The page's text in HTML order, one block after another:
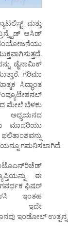
ಮತ್ತು
ಆಸಿಡ್
ಡೈನಾಮಿಕ್
ಗರಿಮಾ
ಸಿದ್ಧಾಂತ
ಮೇಲೆ ಬೆಳಕು
ಮಾದರಿಯು
ಗಮನಿಸಲಾಗಿದೆ.
ಈ
ಫಿಷರ್
ಇಂತಹ
ಇದೇ
ಇಂಡೋಲ್